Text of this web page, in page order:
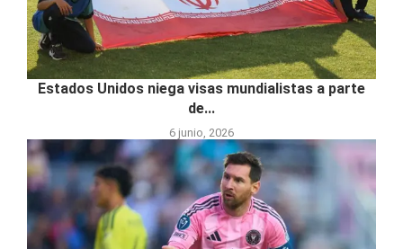
Estados Unidos niega visas mundialistas a parte
de...
6 junio, 2026